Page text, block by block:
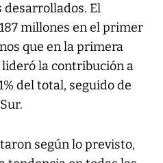
desarrollados. El
millones en el primer
que en la primera
la contribución a
del total, seguido de
según lo previsto,